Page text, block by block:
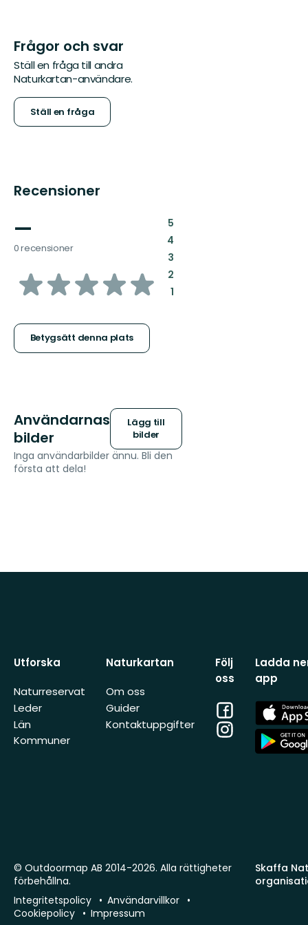
Frågor och svar
Ställ en fråga till andra
Naturkartan-användare.
Ställ en fråga
Recensioner
—
0 recensioner
av
stjärnor
Betygsätt denna plats
5:
4:
3:
2:
1:
Användarnas
bilder
Lägg till
bilder
Inga användarbilder ännu. Bli den
första att dela!
Utforska
Naturreservat
Leder
Län
Kommuner
Naturkartan
Om oss
Guider
Kontaktuppgifter
Följ
oss
Facebook
Instagram
Ladda
app
App
Store
App
Store
Skaffa
© Outdoormap AB 2014-2026. Alla rättigheter
förbehållna.
Integritetspolicy
Användarvillkor
Cookiepolicy
Impressum